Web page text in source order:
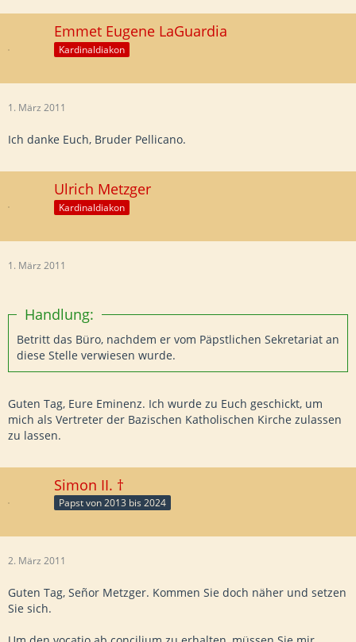
Emmet Eugene LaGuardia
Kardinaldiakon
1. März 2011
Ich danke Euch, Bruder Pellicano.
Ulrich Metzger
Kardinaldiakon
1. März 2011
Handlung:
Betritt das Büro, nachdem er vom Päpstlichen Sekretariat an
diese Stelle verwiesen wurde.
Guten Tag, Eure Eminenz. Ich wurde zu Euch geschickt, um
mich als Vertreter der Bazischen Katholischen Kirche zulassen
zu lassen.
Simon II. †
Papst von 2013 bis 2024
2. März 2011
Guten Tag, Señor Metzger. Kommen Sie doch näher und setzen
Sie sich.